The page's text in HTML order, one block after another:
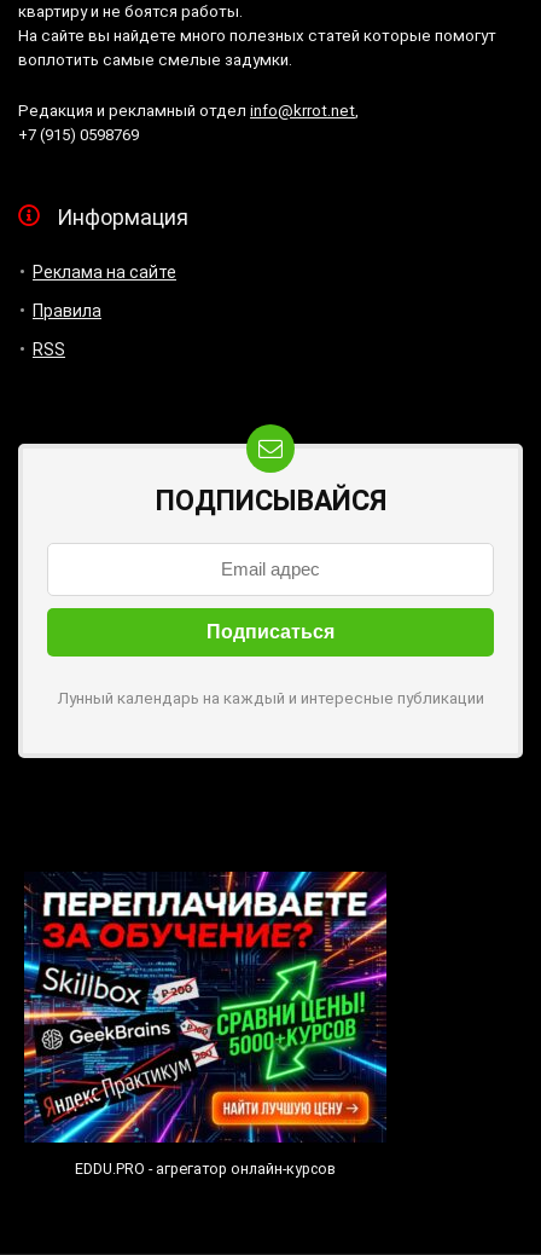
квартиру и не боятся работы.
На сайте вы найдете много полезных статей которые помогут
воплотить самые смелые задумки.
Редакция и рекламный отдел info@krrot.net,
+7 (915) 0598769
Информация
Реклама на сайте
Правила
RSS
ПОДПИСЫВАЙСЯ
Лунный календарь на каждый и интересные публикации
EDDU.PRO - агрегатор онлайн-курсов